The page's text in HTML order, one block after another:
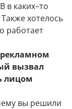
в каких–то
хотелось
работает
вызвал
лицом
вы решили